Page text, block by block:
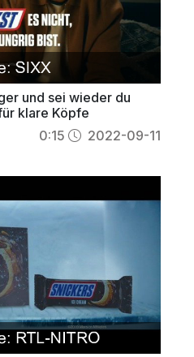
und sei wieder du
klare Köpfe
0:15 2022-09-11